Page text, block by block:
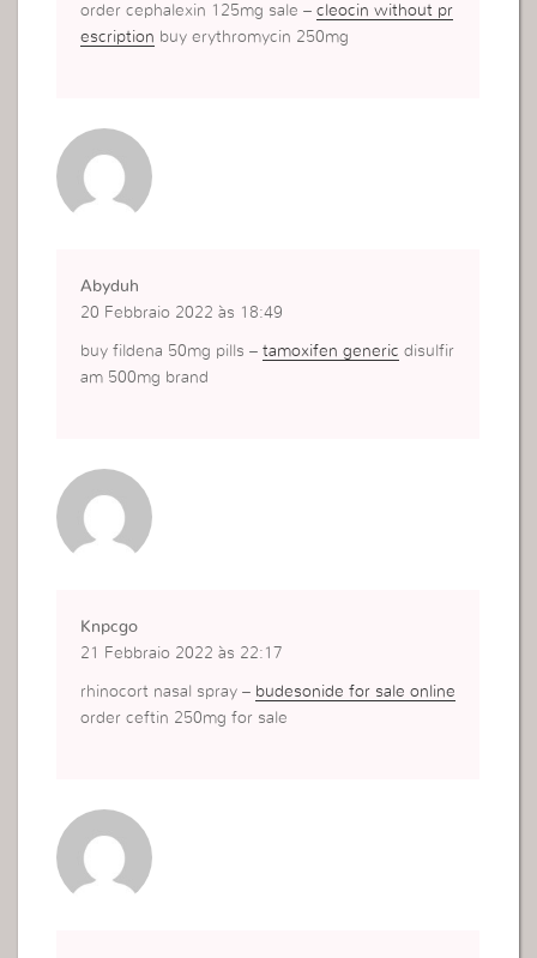
order cephalexin 125mg sale –cleocin without pr
escription buy erythromycin 250mg
Abyduh
20 Febbraio 2022 às 18:49
buy fildena 50mg pills –tamoxifen generic disulfir
am 500mg brand
Knpcgo
21 Febbraio 2022 às 22:17
rhinocort nasal spray – budesonide for sale online
order ceftin 250mg for sale